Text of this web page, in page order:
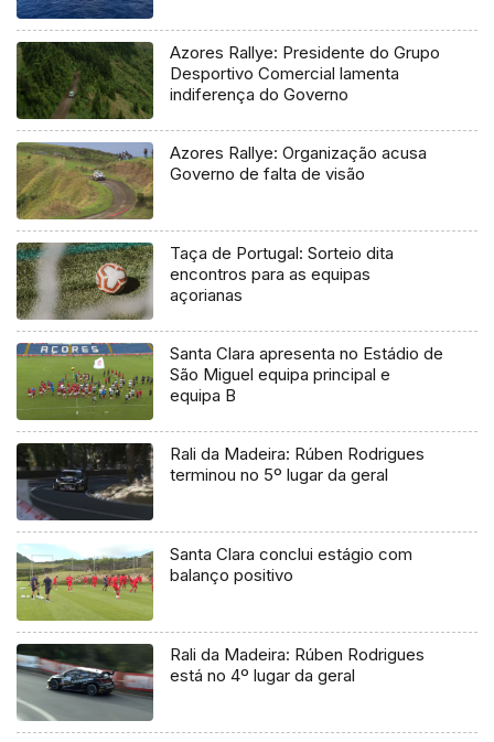
Azores Rallye: Presidente do Grupo
Desportivo Comercial lamenta
indiferença do Governo
Azores Rallye: Organização acusa
Governo de falta de visão
Taça de Portugal: Sorteio dita
encontros para as equipas
açorianas
Santa Clara apresenta no Estádio de
São Miguel equipa principal e
equipa B
Rali da Madeira: Rúben Rodrigues
terminou no 5º lugar da geral
Santa Clara conclui estágio com
balanço positivo
Rali da Madeira: Rúben Rodrigues
está no 4º lugar da geral